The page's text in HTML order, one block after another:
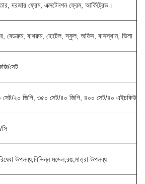
দরজার ফ্রেম, এক্সটেনশন ফ্রেম, আর্কিট্রেভ।
বেডরুম, বাথরুম, হোটেল, স্কুল, অফিস, বাসস্থান, ভিলা
সেট
সেট/২০ জিপি, ৩৫০ সেট/৪০ জিপি, ৪০০ সেট/৪০ এইচকিউ
উপলব্ধ,বিভিন্ন মডেল,রঙ,মাত্রা উপলব্ধ